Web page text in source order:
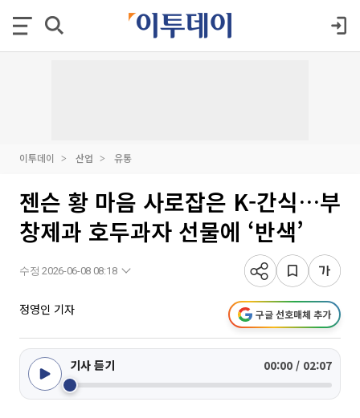
이투데이 산업 유통
젠슨 황 마음 사로잡은 K-간식…부
창제과 호두과자 선물에 ‘반색’
수정 2026-06-08 08:18
정영인 기자 구글 선호매체 추가
기사 듣기 00:00 / 02:07